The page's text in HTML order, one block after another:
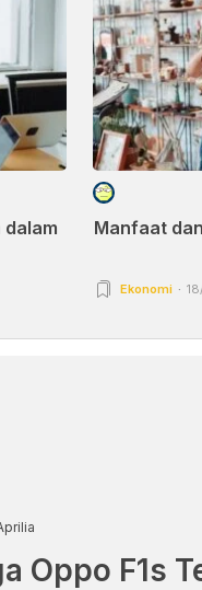
dalam
Manfaat
Ekonomi
Oppo F1s